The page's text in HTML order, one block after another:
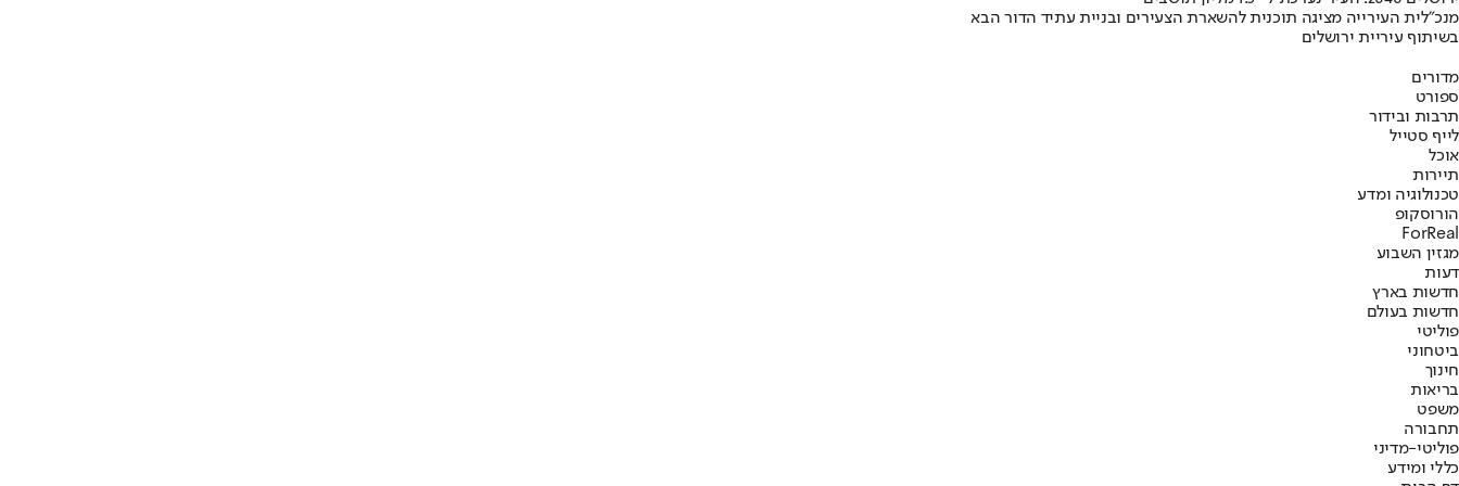
מנכ"לית העירייה מציגה תוכנית להשארת הצעירים ובניית עתיד הדור הבא
בשיתוף עיריית ירושלים
מדורים
ספורט
תרבות ובידור
לייף סטייל
אוכל
תיירות
טכנולוגיה ומדע
הורוסקופ
ForReal
מגזין השבוע
דעות
חדשות בארץ
חדשות בעולם
פוליטי
ביטחוני
חינוך
בריאות
משפט
תחבורה
פוליטי-מדיני
כללי ומידע